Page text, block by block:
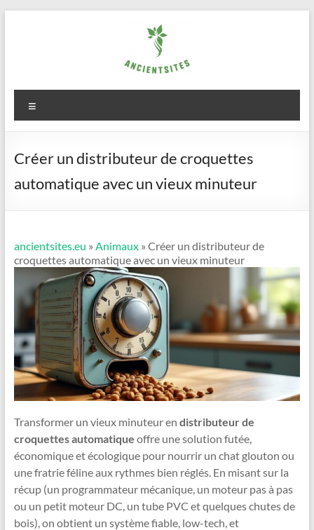
ancientsites.eu
Créer un distributeur de croquettes
automatique avec un vieux minuteur
ancientsites.eu » Animaux» Créer un distributeur de
croquettes automatique avec un vieux minuteur
Transformer un vieux minuteur en distributeur de
croquettes automatique offre une solution futée,
économique et écologique pour nourrir un chat glouton ou
une fratrie féline aux rythmes bien réglés. En misant sur la
récup (un programmateur mécanique, un moteur pas à pas
ou un petit moteur DC, un tube PVC et quelques chutes de
bois), on obtient un système fiable, low-tech, et